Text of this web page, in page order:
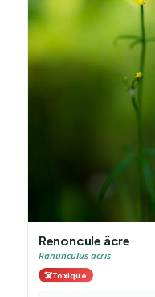
Renoncule âcre
Ranunculus acris
☠️Toxique